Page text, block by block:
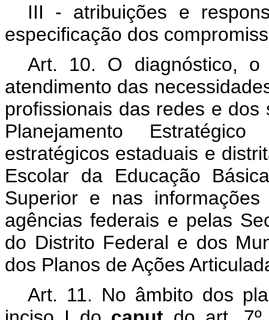
III - atribuições e
especificação dos
Art. 10. O diagnóstico, o
atendimento das
profissionais das redes e
Planejamento
estratégicos estaduais e
Escolar da Educação
Superior e nas
agências federais e pelas
do Distrito Federal e dos
dos Planos de Ações
Art. 11. No âmbito dos